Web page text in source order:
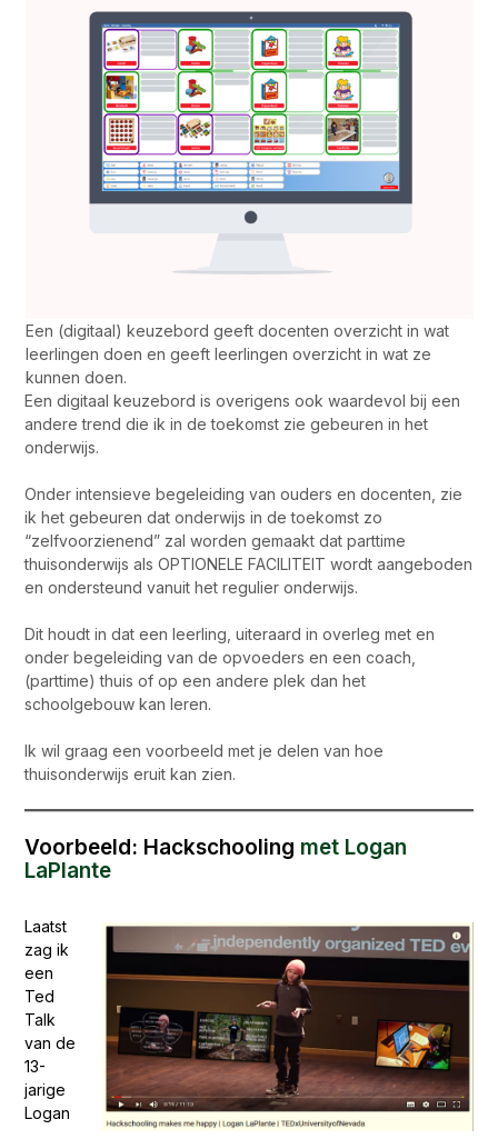
Een (digitaal) keuzebord geeft docenten overzicht in wat
leerlingen doen en geeft leerlingen overzicht in wat ze
kunnen doen.
Een digitaal keuzebord is overigens ook waardevol bij een
andere trend die ik in de toekomst zie gebeuren in het
onderwijs.
Onder intensieve begeleiding van ouders en docenten, zie
ik het gebeuren dat onderwijs in de toekomst zo
“zelfvoorzienend” zal worden gemaakt dat parttime
thuisonderwijs als OPTIONELE FACILITEIT wordt aangeboden
en ondersteund vanuit het regulier onderwijs.
Dit houdt in dat een leerling, uiteraard in overleg met en
onder begeleiding van de opvoeders en een coach,
(parttime) thuis of op een andere plek dan het
schoolgebouw kan leren.
Ik wil graag een voorbeeld met je delen van hoe
thuisonderwijs eruit kan zien.
Voorbeeld: Hackschooling met Logan
LaPlante
Laatst
zag ik
een
Ted
Talk
van de
13-
jarige
Logan